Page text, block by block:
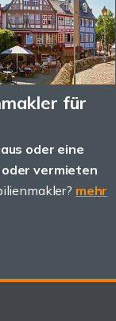
für
oder eine
vermieten
mehr